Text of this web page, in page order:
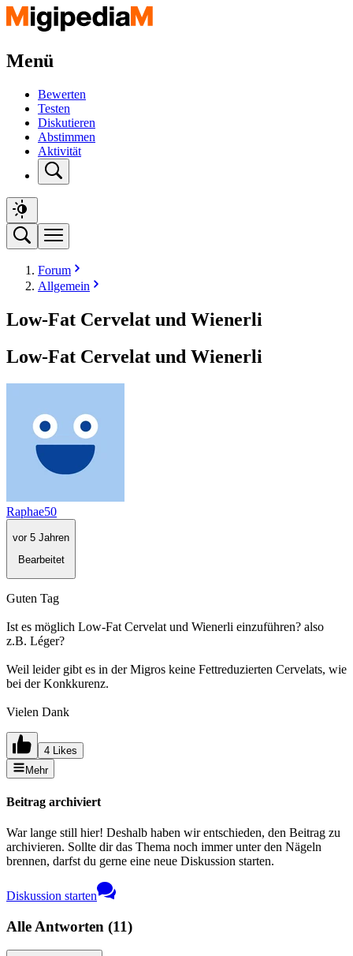
Menü
Bewerten
Testen
Diskutieren
Abstimmen
Aktivität
Forum
Allgemein
Low-Fat Cervelat und Wienerli
Low-Fat Cervelat und Wienerli
Raphae50
vor 5 Jahren
Bearbeitet
Guten Tag
Ist es möglich Low-Fat Cervelat und Wienerli einzuführen? also
z.B. Léger?
Weil leider gibt es in der Migros keine Fettreduzierten Cervelats, wie
bei der Konkkurenz.
Vielen Dank
4 Likes
Mehr
Beitrag archiviert
War lange still hier! Deshalb haben wir entschieden, den Beitrag zu
archivieren. Sollte dir das Thema noch immer unter den Nägeln
brennen, darfst du gerne eine neue Diskussion starten.
Diskussion starten
Alle Antworten (11)